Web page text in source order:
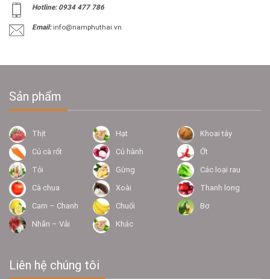
Hotline: 0934 477 786
Email:info@namphuthai.vn
Sản phẩm
Thịt Hạt
Khoai tây
Củ cà rốt
Củ hành
Ớt
Tỏi
Gừng
Các loại rau
Cà chua
Xoài
Thanh long
Cam – Chanh
Chuối
Bơ
Nhãn – Vải
Khác
Liên hệ chúng tôi